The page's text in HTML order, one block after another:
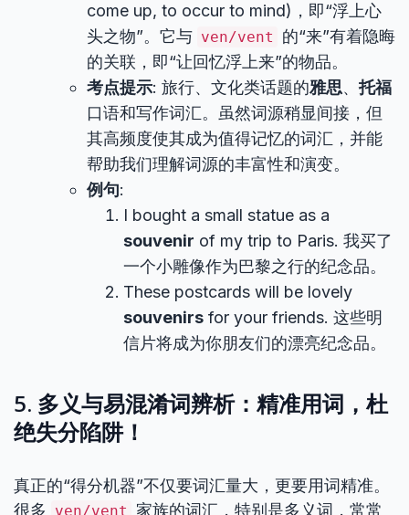
come up, to occur to mind)，即“浮上心
头之物”。它与 ven/vent
的“来”有着隐晦
的关联，即“让回忆浮上来”的物品。
考点提示: 旅行、文化类话题的雅思、托福
口语和写作词汇。虽然词源稍显间接，但
其高频度使其成为值得记忆的词汇，并能
帮助我们理解词源的丰富性和演变。
例句:
I bought a small statue as a
souvenir of my trip to Paris. 我买了
一个小雕像作为巴黎之行的纪念品。
These postcards will be lovely
souvenirs for your friends. 这些明
信片将成为你朋友们的漂亮纪念品。
5. 多义与易混淆词辨析：精准用词，杜
绝失分陷阱！
真正的“得分机器”不仅要词汇量大，更要用词精准。
很多
ven/vent 家族的词汇，特别是多义词，常常